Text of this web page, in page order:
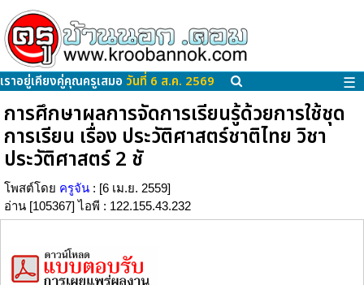
เราอยู่เคียงคู่คุณครูเสมอ วันที่ 6 ส.ค. 2569 ☰
การศึกษาผลการจัดการเรียนรู้ด้วยการใช้ชุด
การเรียน เรื่อง ประวัติศาสตร์ชาติไทย วิชา
ประวัติศาสตร์ 2 ชั
โพสต์โดย ครูจัน : [6 เม.ย. 2559]
อ่าน [105367] ไอพี : 122.155.43.232